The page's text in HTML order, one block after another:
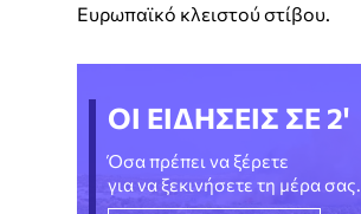
Ευρωπαϊκό κλειστού στίβου.
ΟΙ ΕΙΔΗΣΕΙΣ ΣΕ 2'
Όσα πρέπει να ξέρετε
για να ξεκινήσετε τη μέρα σας.